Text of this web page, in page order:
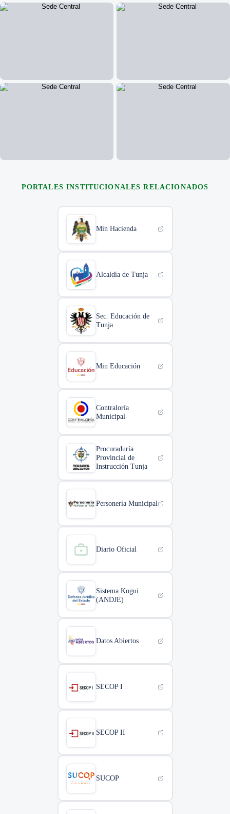
PORTALES INSTITUCIONALES RELACIONADOS
Min Hacienda
Alcaldía de Tunja
Sec. Educación de
Tunja
Min Educación
Contraloría
Municipal
Procuraduría
Provincial de
Instrucción Tunja
Personería Municipal
Diario Oficial
Sistema Kogui
(ANDJE)
Datos Abiertos
SECOP I
SECOP II
SUCOP